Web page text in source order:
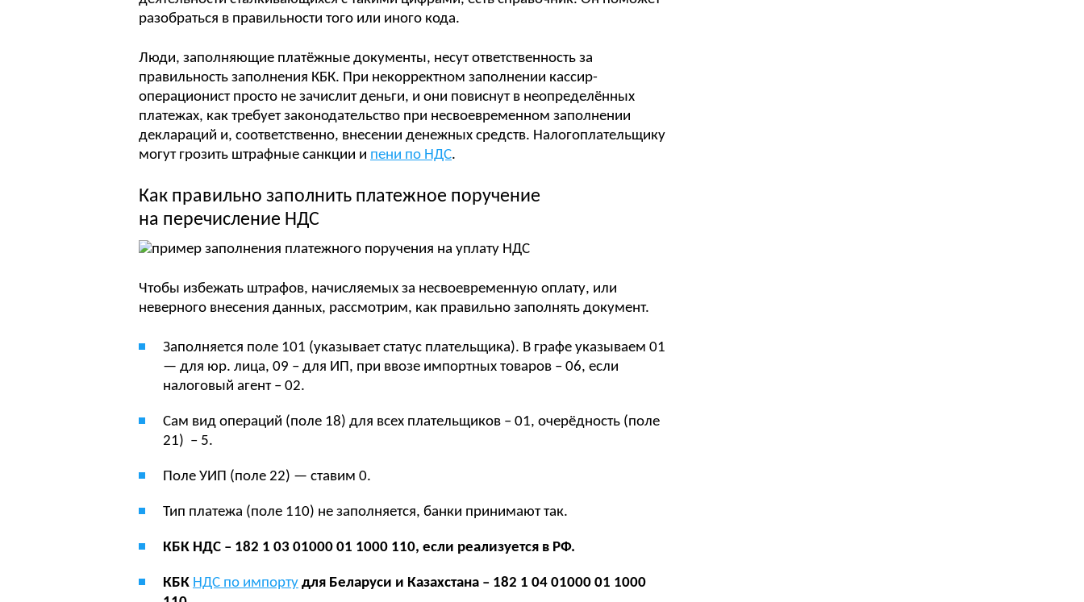
разобраться в правильности того или иного кода.
Люди, заполняющие платёжные документы, несут ответственность за
правильность заполнения КБК. При некорректном заполнении кассир-
операционист просто не зачислит деньги, и они повиснут в неопределённых
платежах, как требует законодательство при несвоевременном заполнении
деклараций и, соответственно, внесении денежных средств. Налогоплательщику
могут грозить штрафные санкции и пени по НДС.
Как правильно заполнить платежное поручение
на перечисление НДС
Чтобы избежать штрафов, начисляемых за несвоевременную оплату, или
неверного внесения данных, рассмотрим, как правильно заполнять документ.
Заполняется поле 101 (указывает статус плательщика). В графе указываем 01
— для юр. лица, 09 – для ИП, при ввозе импортных товаров – 06, если
налоговый агент – 02.
Сам вид операций (поле 18) для всех плательщиков – 01, очерёдность (поле
21) – 5.
Поле УИП (поле 22) — ставим 0.
Тип платежа (поле 110) не заполняется, банки принимают так.
КБК НДС – 182 1 03 01000 01 1000 110, если реализуется в РФ.
КБК НДС по импорту для Беларуси и Казахстана – 182 1 04 01000 01 1000